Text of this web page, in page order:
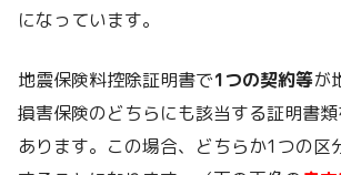
になっています。
地震保険料控除証明書で1つの契約等が
損害保険のどちらにも該当する証明書
あります。この場合、どちらか1つの区